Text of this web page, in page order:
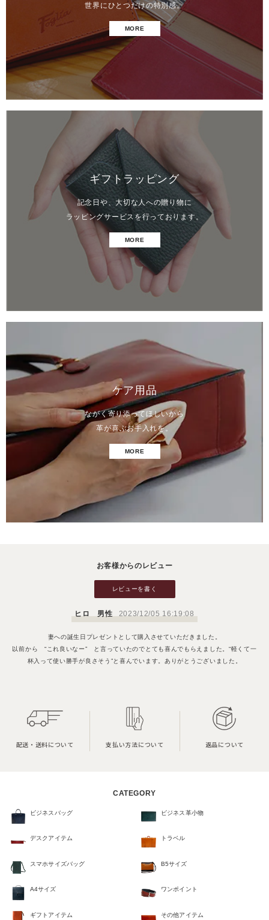
世界にひとつだけの特別感。
MORE
ギフトラッピング
記念日や、大切な人への贈り物に
ラッピングサービスを行っております。
MORE
ケア用品
ながく寄り添ってほしいから
革が喜ぶお手入れを。
MORE
お客様からのレビュー
レビューを書く
ヒロ 男性 2023/12/05 16:19:08
妻への誕生日プレゼントとして購入させていただきました。
以前から “これ良いなー” と言っていたのでとても喜んでもらえました。“軽くて一
杯入って使い勝手が良さそう”と喜んでいます。ありがとうございました。
配送・送料について 支払い方法について 返品について
CATEGORY
ビジネスバッグ ビジネス革小物
デスクアイテム トラベル
スマホサイズバッグ B5サイズ
A4サイズ ワンポイント
ギフトアイテム その他アイテム